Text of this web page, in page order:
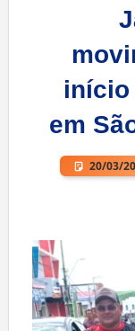
início
em
20/03/